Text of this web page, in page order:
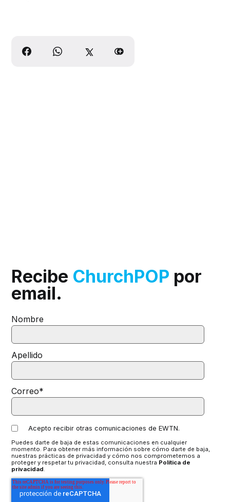
Recibe ChurchPOP por
email.
Nombre
Apellido
Correo*
Acepto recibir otras comunicaciones de EWTN.
Puedes darte de baja de estas comunicaciones en cualquier
momento. Para obtener más información sobre cómo darte de baja,
nuestras prácticas de privacidad y cómo nos comprometemos a
proteger y respetar tu privacidad, consulta nuestra Política de
privacidad